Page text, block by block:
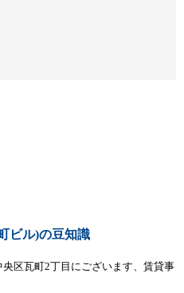
ビル)の豆知識
央区瓦町2丁目にございます、賃貸事